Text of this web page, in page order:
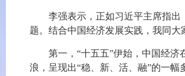
李强表示，正如习近平主席指
题。结合中国经济发展实践，我同
第一，“十五五”伊始，中国经
浪，呈现出“稳、新、活、融”的一